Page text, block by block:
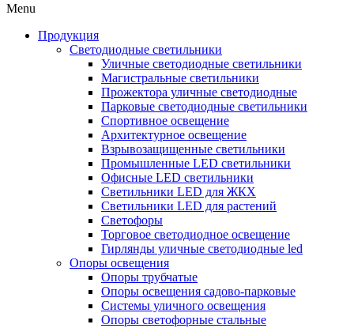
Menu
Продукция
Светодиодные светильники
Уличные светодиодные светильники
Магистральные светильники
Прожектора уличные светодиодные
Парковые светодиодные светильники
Спортивное освещение
Архитектурное освещение
Взрывозащищенные светильники
Промышленные LED светильники
Офисные LED светильники
Cветильники LED для ЖКХ
Светильники LED для растений
Светофоры
Торговое светодиодное освещение
Гирлянды уличные светодиодные led
Опоры освещения
Опоры трубчатые
Опоры освещения садово-парковые
Системы уличного освещения
Опоры светофорные стальные